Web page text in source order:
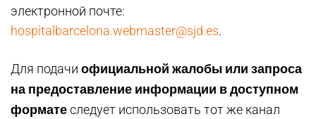
электронной почте:
hospitalbarcelona.webmaster@sjd.es.
Для подачи официальной жалобы или запроса
на предоставление информации в доступном
форматеследует использовать тот же канал